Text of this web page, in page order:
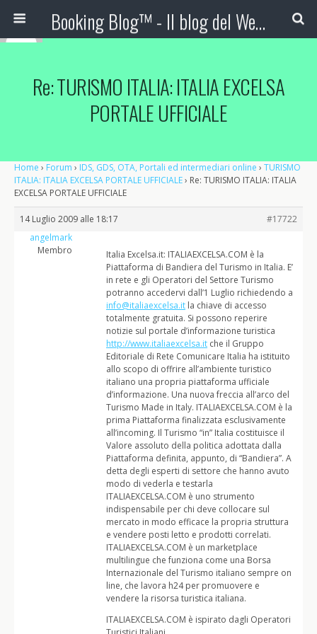
Booking Blog™ - Il blog del Web Marketing Turistico
Re: TURISMO ITALIA: ITALIA EXCELSA
PORTALE UFFICIALE
Home › Forum › IDS, GDS, OTA, Portali ed intermediari online › TURISMO
ITALIA: ITALIA EXCELSA PORTALE UFFICIALE› Re: TURISMO ITALIA: ITALIA
EXCELSA PORTALE UFFICIALE
14 Luglio 2009 alle 18:17
#17722
angelmark
Membro
Italia Excelsa.it: ITALIAEXCELSA.COM è la
Piattaforma di Bandiera del Turismo in Italia. E’
in rete e gli Operatori del Settore Turismo
potranno accedervi dall’1 Luglio richiedendo a
info@italiaexcelsa.it la chiave di accesso
totalmente gratuita. Si possono reperire
notizie sul portale d’informazione turistica
http://www.italiaexcelsa.it che il Gruppo
Editoriale di Rete Comunicare Italia ha istituito
allo scopo di offrire all’ambiente turistico
italiano una propria piattaforma ufficiale
d’informazione. Una nuova freccia all’arco del
Turismo Made in Italy. ITALIAEXCELSA.COM è la
prima Piattaforma finalizzata esclusivamente
all’incoming. Il Turismo “in” Italia costituisce il
Valore assoluto della politica adottata dalla
Piattaforma definita, appunto, di “Bandiera”. A
detta degli esperti di settore che hanno avuto
modo di vederla e testarla
ITALIAEXCELSA.COM è uno strumento
indispensabile per chi deve collocare sul
mercato in modo efficace la propria struttura
e vendere posti letto e prodotti correlati.
ITALIAEXCELSA.COM è un marketplace
multilingue che funziona come una Borsa
Internazionale del Turismo italiano sempre on
line, che lavora h24 per promuovere e
vendere la risorsa turistica italiana.
ITALIAEXCELSA.COM è ispirato dagli Operatori